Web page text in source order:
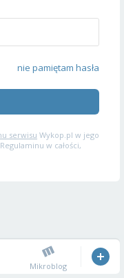
nie pamiętam hasła
serwisu Wykop.pl w jego
w całości,
Mikroblog